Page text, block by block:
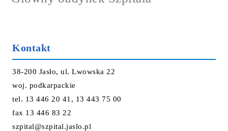
Kontakt
38-200 Jasło, ul. Lwowska 22
woj. podkarpackie
tel. 13 446 20 41, 13 443 75 00
fax 13 446 83 22
szpital@szpital.jaslo.pl